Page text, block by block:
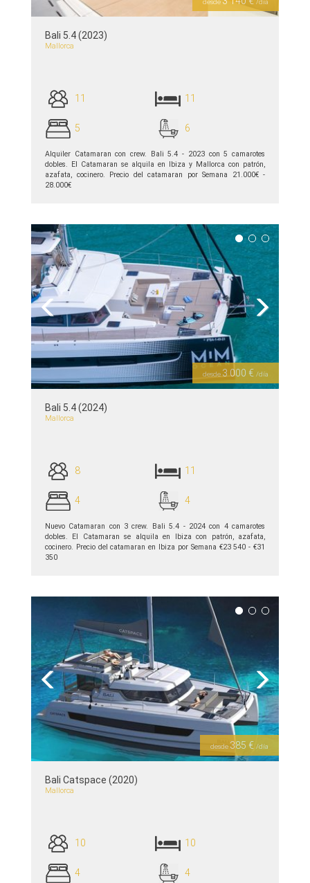
desde /día
Bali 5.4 (2023)
Mallorca
11 11
5 6
Alquiler Catamaran con crew. Bali 5.4 - 2023 con 5 camarotes
dobles. El Catamaran se alquila en Ibiza y Mallorca con patrón,
azafata, cocinero. Precio del catamaran por Semana 21.000€ -
28.000€
ver detalles >>
Previous Next
desde 3 000 € /día
Bali 5.4 (2024)
Mallorca
8 11
4 4
Nuevo Catamaran con 3 crew. Bali 5.4 - 2024 con 4 camarotes
dobles. El Catamaran se alquila en Ibiza con patrón, azafata,
cocinero. Precio del catamaran en Ibiza por Semana €23 540 - €31
350
ver detalles >>
Previous Next
desde 385 € /día
Bali Catspace (2020)
Mallorca
10 10
4 4